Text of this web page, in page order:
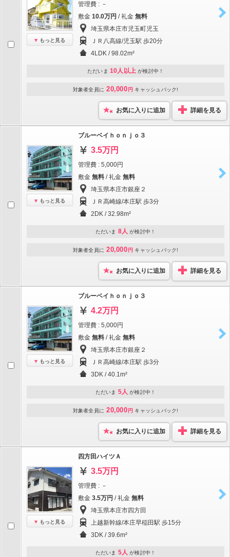
もっと見る
管理費 : －
敷金 10.0万円 / 礼金 無料
埼玉県本庄市児玉町児玉
ＪＲ八高線/児玉駅 歩20分
4LDK / 98.02m²
ただいま 10人以上 が検討中！
対象者全員に 20,000 円 キャッシュバック!
お気に入りに追加 詳細を見る
もっと見る
ブルーベイｈｏｎｊｏ３
3.5万円
管理費 : 5,000円
敷金 無料 / 礼金 無料
埼玉県本庄市銀座２
ＪＲ高崎線/本庄駅 歩3分
2DK / 32.98m²
ただいま 8人 が検討中！
対象者全員に 20,000 円 キャッシュバック!
お気に入りに追加 詳細を見る
もっと見る
ブルーベイｈｏｎｊｏ３
4.2万円
管理費 : 5,000円
敷金 無料 / 礼金 無料
埼玉県本庄市銀座２
ＪＲ高崎線/本庄駅 歩3分
3DK / 40.1m²
ただいま 5人 が検討中！
対象者全員に 20,000 円 キャッシュバック!
お気に入りに追加 詳細を見る
もっと見る
四方田ハイツＡ
3.5万円
管理費 : －
敷金 3.5万円 / 礼金 無料
埼玉県本庄市四方田
上越新幹線/本庄早稲田駅 歩15分
3DK / 39.6m²
ただいま 5人 が検討中！